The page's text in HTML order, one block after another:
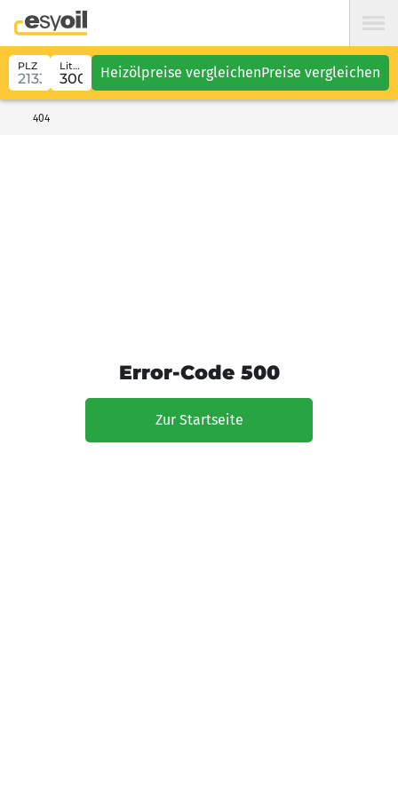
PLZ Liter Heizölpreise vergleichenPreise vergleichen
404
Error-Code 500
Zur Startseite